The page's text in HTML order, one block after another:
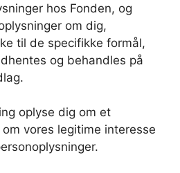
hos Fonden, og
om dig,
til de specifikke formål,
og behandles på
oplyse dig om et
vores legitime interesse